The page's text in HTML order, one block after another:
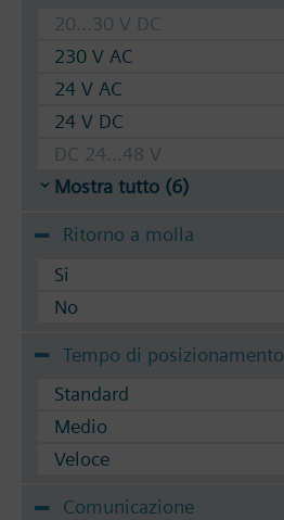
20...30 V DC
230 V AC
24 V AC
24 V DC
DC 24...48 V
Mostra tutto (6)
Ritorno a molla
Si
No
Tempo di posizionamento
Standard
Medio
Veloce
Comunicazione